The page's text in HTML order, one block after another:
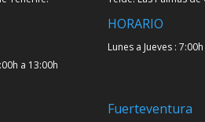
a 13:00h
HORARIO
Lunes a Jueves :
Fuerteventura